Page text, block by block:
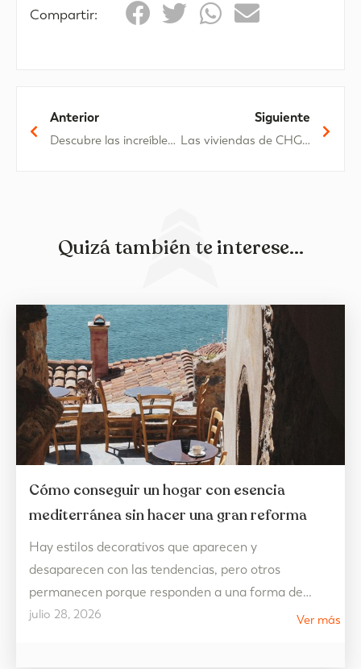
Compartir:
Anterior
Descubre las increíbles ventajas de visitar un spa
Siguiente
Las viviendas de CHG para disfrutar del verano en familia
Quizá también te interese...
Cómo conseguir un hogar con esencia
mediterránea sin hacer una gran reforma
julio 28, 2026
Hay estilos decorativos que aparecen y
desaparecen con las tendencias, pero otros
permanecen porque responden a una forma de
vivir. La decoración estilo mediterráneo es uno deVer más